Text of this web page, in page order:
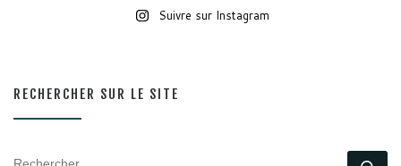
Suivre sur Instagram
RECHERCHER SUR LE SITE
RECHERCHER